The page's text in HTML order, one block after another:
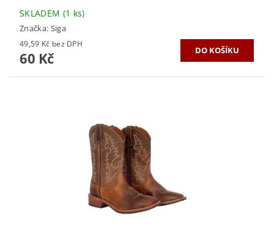
SKLADEM (1 ks)
Značka: Siga
49,59 Kč bez DPH
60 Kč